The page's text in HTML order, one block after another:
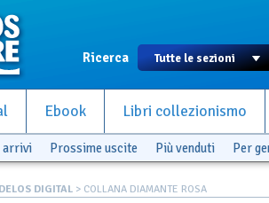
Ricerca
Ebook Libri collezionismo
arrivi Prossime uscite Più venduti Per
DELOS DIGITAL > COLLANA DIAMANTE ROSA